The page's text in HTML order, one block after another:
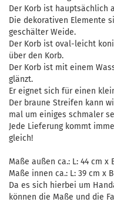
Der Korb ist hauptsächlich
Die dekorativen Elemente
geschälter Weide.
Der Korb ist oval-leicht
über den Korb.
Der Korb ist mit einem
glänzt.
Er eignet sich für einen
Der braune Streifen kann
mal um einiges schmaler
Jede Lieferung kommt
gleich!
Maße außen ca.: L: 44 cm
Maße innen ca.: L: 39 cm x
Da es sich hierbei um
können die Maße und die